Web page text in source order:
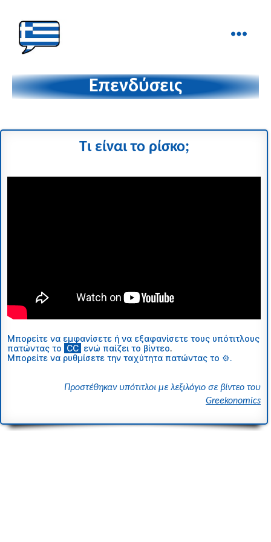
στα
Δάχτυλα!
Επενδύσεις
Τι είναι το ρίσκο;
Μπορείτε να εμφανίσετε ή να εξαφανίσετε τους υπότιτλους
πατώντας το CC ενώ παίζει το βίντεο.
Μπορείτε να ρυθμίσετε την ταχύτητα πατώντας το ⚙.
Προστέθηκαν υπότιτλοι με λεξιλόγιο σε βίντεο του
Greekonomics